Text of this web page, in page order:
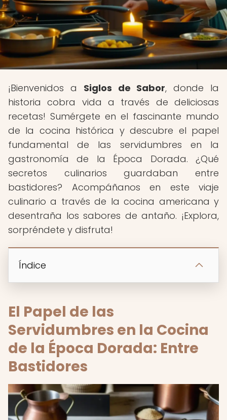
¡Bienvenidos a Siglos de Sabor, donde la
historia cobra vida a través de deliciosas
recetas! Sumérgete en el fascinante mundo
de la cocina histórica y descubre el papel
fundamental de las servidumbres en la
gastronomía de la Época Dorada. ¿Qué
secretos culinarios guardaban entre
bastidores? Acompáñanos en este viaje
culinario a través de la cocina americana y
desentraña los sabores de antaño. ¡Explora,
sorpréndete y disfruta!
Índice
El Papel de las
Servidumbres en la Cocina
de la Época Dorada: Entre
Bastidores